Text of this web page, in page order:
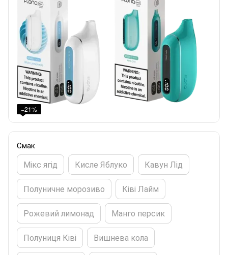
−21%
Смак
Мікс ягід Кисле Яблуко Кавун Лід
Полуничне морозиво Ківі Лайм
Рожевий лимонад Манго персик
Полуниця Ківі Вишнева кола